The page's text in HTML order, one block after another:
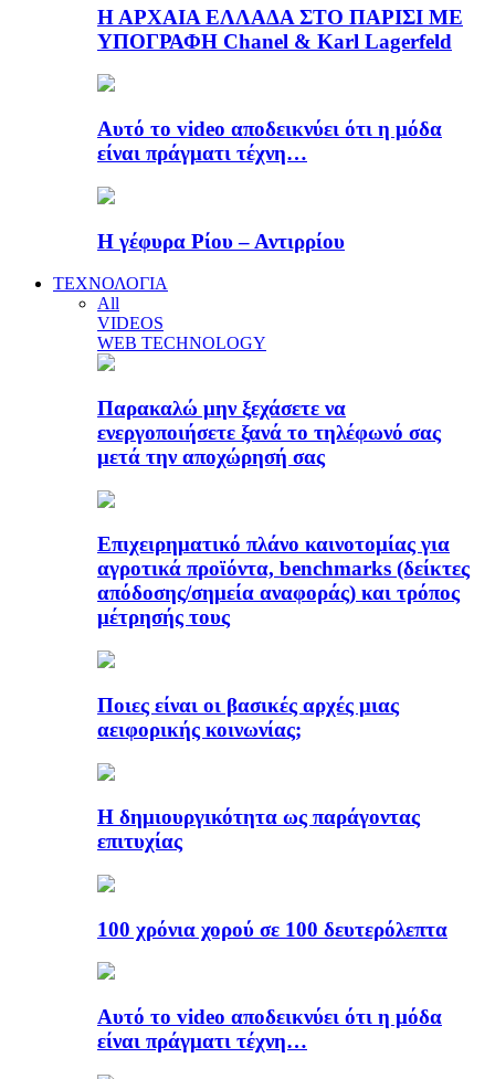
Η ΑΡΧΑΙΑ ΕΛΛΑΔΑ ΣΤΟ ΠΑΡΙΣΙ ΜΕ
ΥΠΟΓΡΑΦΗ Chanel & Karl Lagerfeld
Αυτό το video αποδεικνύει ότι η μόδα
είναι πράγματι τέχνη…
Η γέφυρα Ρίου – Αντιρρίου
ΤΕΧΝΟΛΟΓΙΑ
All
VIDEOS
WEB TECHNOLOGY
Παρακαλώ μην ξεχάσετε να
ενεργοποιήσετε ξανά το τηλέφωνό σας
μετά την αποχώρησή σας
Επιχειρηματικό πλάνο καινοτομίας για
αγροτικά προϊόντα, benchmarks (δείκτες
απόδοσης/σημεία αναφοράς) και τρόπος
μέτρησής τους
Ποιες είναι οι βασικές αρχές μιας
αειφορικής κοινωνίας;
Η δημιουργικότητα ως παράγοντας
επιτυχίας
100 χρόνια χορού σε 100 δευτερόλεπτα
Αυτό το video αποδεικνύει ότι η μόδα
είναι πράγματι τέχνη…